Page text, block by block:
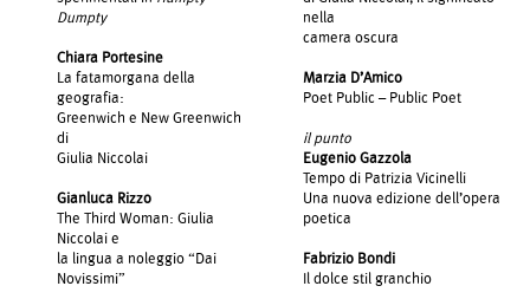
Dumpty
Chiara Portesine
La fatamorgana della
geografia:
Greenwich e New Greenwich
di
Giulia Niccolai
Gianluca Rizzo
The Third Woman: Giulia
Niccolai e
la lingua a noleggio “Dai
Novissimi”
nella
camera oscura
Marzia D’Amico
Poet Public – Public Poet
il punto
Eugenio Gazzola
Tempo di Patrizia Vicinelli
Una nuova edizione dell’opera
poetica
Fabrizio Bondi
Il dolce stil granchio